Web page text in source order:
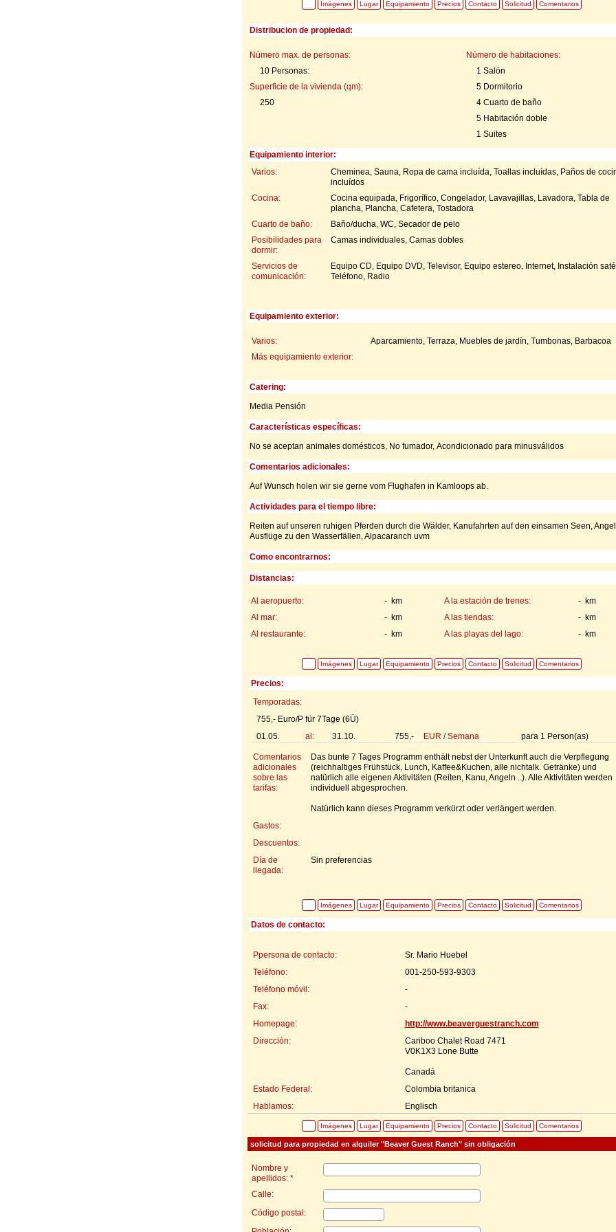
Imágenes Lugar Equipamiento Precios Contacto Solicitud Comentarios
Distribucion de propiedad:
Número max. de personas:
10 Personas:
Superficie de la vivienda (qm):
250
Número de habitaciones:
1 Salón
5 Dormitorio
4 Cuarto de baño
5 Habitación doble
1 Suites
Equipamiento interior:
Varios:
Cheminea, Sauna, Ropa de cama incluída, Toallas incluídas, Paños de
incluídos
Cocina:
Cocina equipada, Frigorífico, Congelador, Lavavajillas, Lavadora, Tabla de
plancha, Plancha, Cafetera, Tostadora
Cuarto de baño:
Baño/ducha, WC, Secador de pelo
Posibilidades para
dormir:
Camas individuales, Camas dobles
Servicios de
comunicación:
Equipo CD, Equipo DVD, Televisor, Equipo estereo, Internet, Instalación
Teléfono, Radio
Equipamiento exterior:
Varios:
Aparcamiento, Terraza, Muebles de jardín, Tumbonas, Barbacoa
Más equipamiento exterior:
Catering:
Media Pensión
Características específicas:
No se aceptan animales domésticos, No fumador, Acondicionado para minusválidos
Comentarios adicionales:
Auf Wunsch holen wir sie gerne vom Flughafen in Kamloops ab.
Actividades para el tiempo libre:
Reiten auf unseren ruhigen Pferden durch die Wälder, Kanufahrten auf den einsamen Seen,
Ausflüge zu den Wasserfällen, Alpacaranch uvm
Como encontrarnos:
Distancias:
- km
Al aeropuerto: - km
A la estación de trenes:
- km
Al mar: - km
A las tiendas:
- km
Al restaurante: - km
A las playas del lago:
Imágenes Lugar Equipamiento Precios Contacto Solicitud Comentarios
Precios:
Temporadas:
755,- Euro/P für 7Tage (6Ü)
01.05.
al: 31.10. 755,- EUR /Semana para 1 Person(as)
Comentarios
adicionales
sobre las
tarifas:
Das bunte 7 Tages Programm enthält nebst der Unterkunft auch die Verpflegung
(reichhaltiges Frühstück, Lunch, Kaffee&Kuchen, alle nichtalk. Getränke) und
natürlich alle eigenen Aktivitäten (Reiten, Kanu, Angeln ..). Alle Aktivitäten werden
individuell abgesprochen.
Natürlich kann dieses Programm verkürzt oder verlängert werden.
Gastos:
Descuentos:
Día de
llegada:
Sin preferencias
Imágenes Lugar Equipamiento Precios Contacto Solicitud Comentarios
Datos de contacto:
Ppersona de contacto:
Sr. Mario Huebel
Teléfono:
001-250-593-9303
Teléfono móvil:
-
Fax:
-
Homepage:
http://www.beaverguestranch.com
Dirección:
Cariboo Chalet Road 7471
V0K1X3 Lone Butte
Canadá
Estado Federal:
Colombia britanica
Hablamos:
Englisch
Imágenes Lugar Equipamiento Precios Contacto Solicitud Comentarios
solicitud para propiedad en alquiler "Beaver Guest Ranch" sin obligación
Nombre y
apellidos: *
Calle:
Código postal: